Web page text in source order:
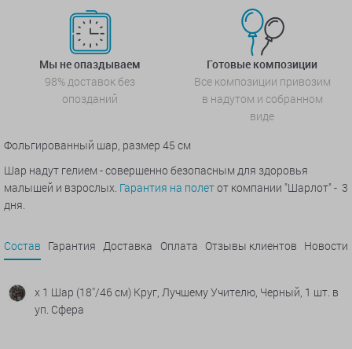
Мы не опаздываем
98% доставок без
опозданий
Готовые композиции
Все композиции привозим
в надутом и собранном
виде
Фольгированный шар, размер 45 см
Шар надут гелием - совершенно безопасным для здоровья
малышей и взрослых. Гарантия на полетот компании "Шарлот" - 3
дня.
Состав Гарантия Доставка Оплата Отзывы клиентов Новости
x 1 Шар (18''/46 см) Круг, Лучшему Учителю, Черный, 1 шт. в
уп. Сфера